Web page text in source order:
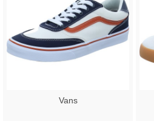
Vans